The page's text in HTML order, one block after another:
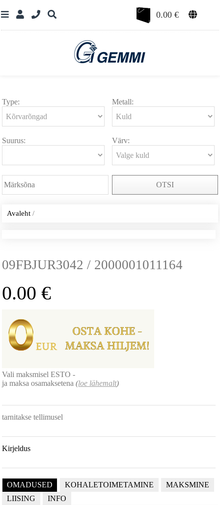
0.00€
Type: Metall:
Suurus: Värv:
OTSI
Avaleht /
09FBJUR3042 / 2000001011164
0.00€
Vali maksmisel ESTO -
ja maksa osamaksetena(loe lähemalt)
tarnitakse tellimusel
Kirjeldus
OMADUSED KOHALETOIMETAMINE
MAKSMINE
LIISING
INFO